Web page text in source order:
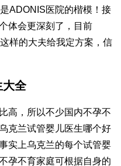
ADONIS医院的楷模！接
体会更深刻了，目前
样的大夫给我定方案，信
大全
高，所以不少国内不孕不
克兰试管婴儿医生哪个好
实上乌克兰的每个试管婴
孕不育家庭可根据自身的